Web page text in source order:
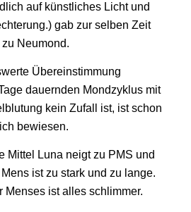
auf künstliches Licht und
gab zur selben Zeit
Neumond.
Übereinstimmung
dauernden Mondzyklus mit
kein Zufall ist, ist schon
bewiesen.
Mittel Luna neigt zu PMS und
ist zu stark und zu lange.
Menses ist alles schlimmer.